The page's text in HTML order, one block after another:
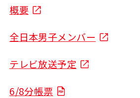
概要
全日本男子メンバー
テレビ放送予定
6/8分帳票